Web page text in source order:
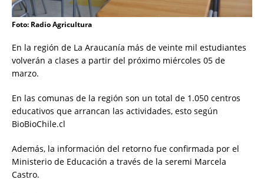
Foto: Radio Agricultura
En la región de La Araucanía más de veinte mil estudiantes
volverán a clases a partir del próximo miércoles 05 de
marzo.
En las comunas de la región son un total de 1.050 centros
educativos que arrancan las actividades, esto según
BioBioChile.cl
Además, la información del retorno fue confirmada por el
Ministerio de Educación a través de la seremi Marcela
Castro.